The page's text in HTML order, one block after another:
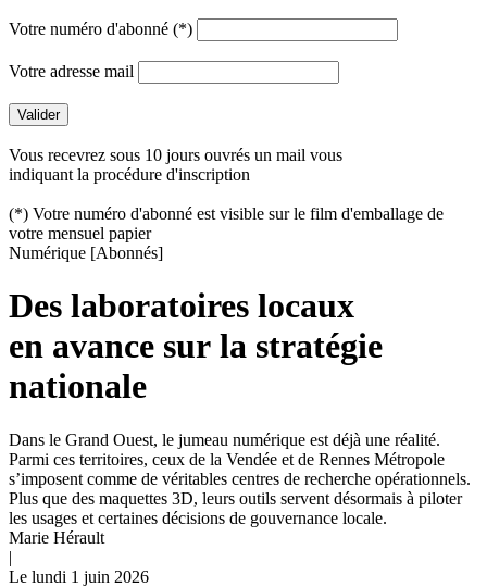
Votre numéro d'abonné (*)
Votre adresse mail
Vous recevrez sous 10 jours ouvrés un mail vous
indiquant la procédure d'inscription
(*) Votre numéro d'abonné est visible sur le film d'emballage de
votre mensuel papier
Numérique [Abonnés]
Des laboratoires locaux
en avance sur la stratégie
nationale
Dans le Grand Ouest, le jumeau numérique est déjà une réalité.
Parmi ces territoires, ceux de la Vendée et de Rennes Métropole
s’imposent comme de véritables centres de recherche opérationnels.
Plus que des maquettes 3D, leurs outils servent désormais à piloter
les usages et certaines décisions de gouvernance locale.
Marie Hérault
|
Le lundi 1 juin 2026